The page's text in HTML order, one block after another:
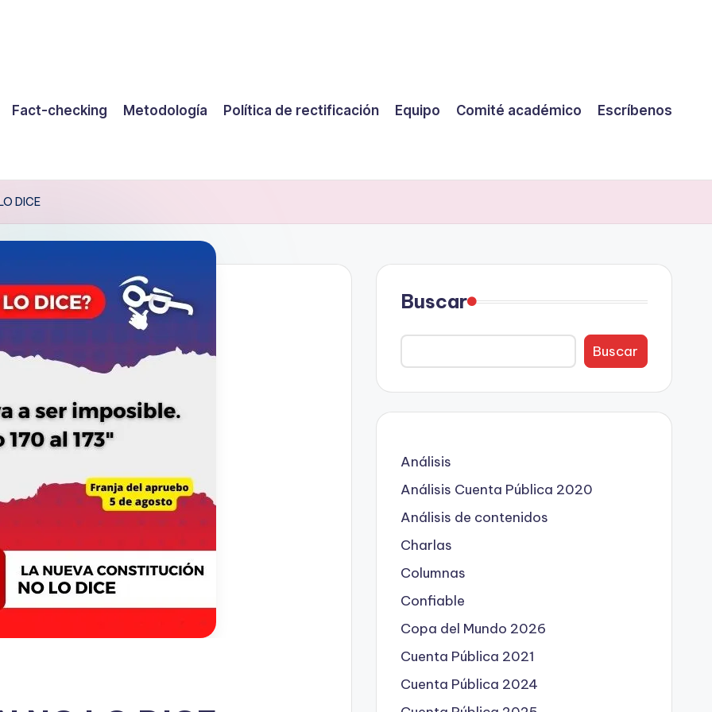
Fact-checking Metodología Política de rectificación Equipo Comité académico Escríbenos
DICE
Buscar
Buscar
Análisis
Análisis Cuenta Pública 2020
Análisis de contenidos
Charlas
Columnas
Confiable
Copa del Mundo 2026
Cuenta Pública 2021
Cuenta Pública 2024